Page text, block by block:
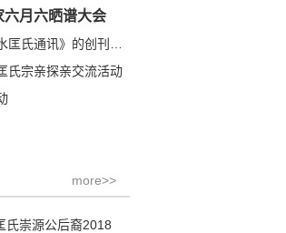
六月六晒谱大会
氏宗亲探亲交流活动
more>>
氏崇源公后裔2018年清明祭祖文